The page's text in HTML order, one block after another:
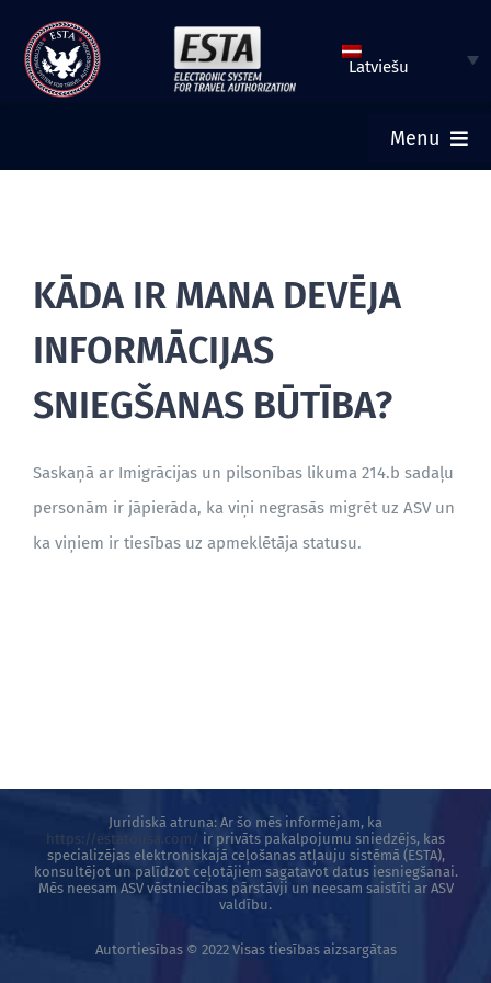
saturu
Latviešu
Menu
IESNIEGT ESTA PIETEIKUMU
PĀRBAUDĪT ESTA STATUSU
TŪRISTU VĪZA
PALĪDZĪBA
BLOGS
KĀDA IR MANA DEVĒJA
INFORMĀCIJAS
SNIEGŠANAS BŪTĪBA?
Saskaņā ar Imigrācijas un pilsonības likuma 214.b sadaļu
personām ir jāpierāda, ka viņi negrasās migrēt uz ASV un
ka viņiem ir tiesības uz apmeklētāja statusu.
Juridiskā atruna: Ar šo mēs informējam, ka
https://estatousa.com/ ir privāts pakalpojumu sniedzējs, kas
specializējas elektroniskajā ceļošanas atļauju sistēmā (ESTA),
konsultējot un palīdzot ceļotājiem sagatavot datus iesniegšanai.
Mēs neesam ASV vēstniecības pārstāvji un neesam saistīti ar ASV
valdību.
Autortiesības © 2022 Visas tiesības aizsargātas